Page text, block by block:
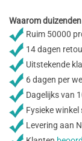
Waarom
Ruim 50000
14 dagen
Uitstekende
6 dagen per
Dagelijks van
Fysieke
Levering aan